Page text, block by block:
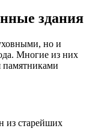
здания
но и
Многие из них
памятниками
из старейших